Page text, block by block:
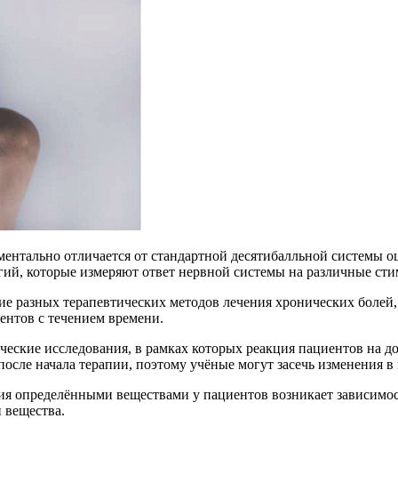
отличается от стандартной десятибалльной
которые измеряют ответ нервной системы на различные
терапевтических методов лечения хронических
с течением времени.
исследования, в рамках которых реакция пациентов на
начала терапии, поэтому учёные могут засечь изменения
определёнными веществами у пациентов возникает